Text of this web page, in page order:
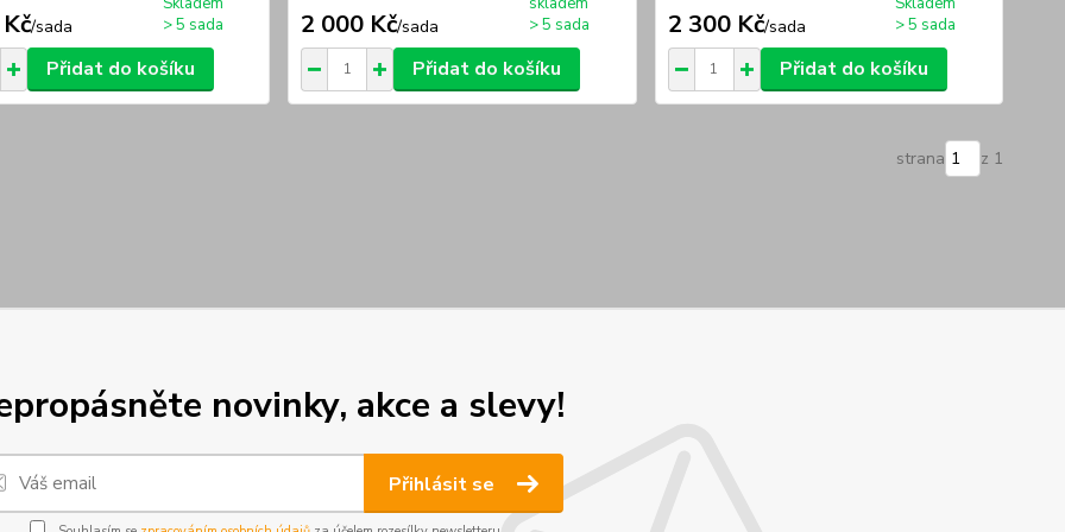
/sada
> 5 sada
Přidat do košíku
2 000 Kč/sada
> 5 sada
Přidat do košíku
2 300 Kč/sada
> 5 sada
Přidat do košíku
strana z 1
novinky, akce a slevy!
Přihlásit se